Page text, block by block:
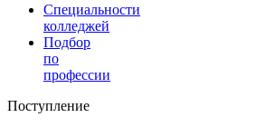
Специальности
колледжей
Подбор
по
профессии
Поступление